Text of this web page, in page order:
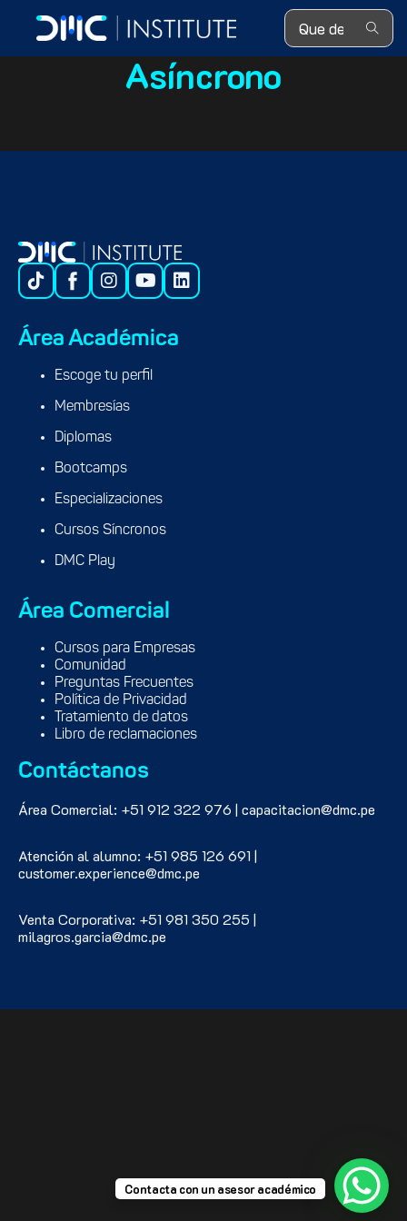
Search ...
Asíncrono
Área Académica
Escoge tu perfil
Membresías
Diplomas
Bootcamps
Especializaciones
Cursos Síncronos
DMC Play
Área Comercial
Cursos para Empresas
Comunidad
Preguntas Frecuentes
Política de Privacidad
Tratamiento de datos
Libro de reclamaciones
Contáctanos
Área Comercial: +51 912 322 976 | capacitacion@dmc.pe
Atención al alumno: +51 985 126 691 |
customer.experience@dmc.pe
Venta Corporativa: +51 981 350 255 |
milagros.garcia@dmc.pe
Contacta con un asesor académico